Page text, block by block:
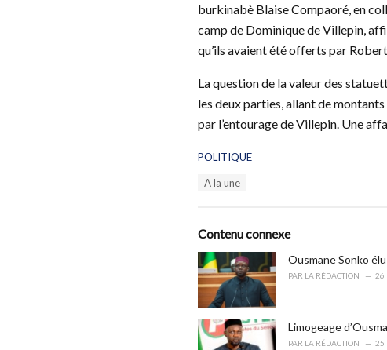
burkinabè Blaise Compaoré, en
camp de Dominique de Villepin,
qu’ils avaient été offerts par
La question de la valeur des
les deux parties, allant de
par l’entourage de Villepin. Une
C
o
r
i
e
s
POLITIQUE
:
A la une
Contenu connexe
Ousmane Sonko
PAR LA RÉDACTION 26
Limogeage
PAR LA RÉDACTION 25